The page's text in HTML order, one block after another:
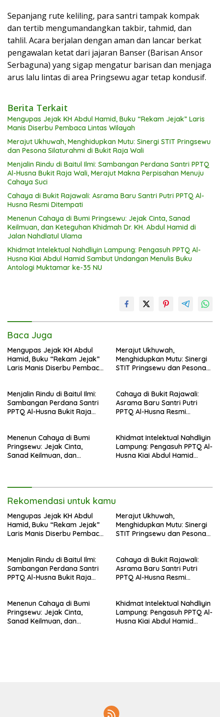
Sepanjang rute keliling, para santri tampak kompak
dan tertib mengumandangkan takbir, tahmid, dan
tahlil. Acara berjalan dengan aman dan lancar berkat
pengawalan ketat dari jajaran Banser (Barisan Ansor
Serbaguna) yang sigap mengatur barisan dan menjaga
arus lalu lintas di area Pringsewu agar tetap kondusif.
Berita Terkait
Mengupas Jejak KH Abdul Hamid, Buku “Rekam Jejak” Laris
Manis Diserbu Pembaca Lintas Wilayah
Merajut Ukhuwah, Menghidupkan Mutu: Sinergi STIT Pringsewu
dan Pesona Silaturahmi di Bukit Raja Wali
Menjalin Rindu di Baitul Ilmi: Sambangan Perdana Santri PPTQ
Al-Husna Bukit Raja Wali, Merajut Makna Perpisahan Menuju
Cahaya Suci
Cahaya di Bukit Rajawali: Asrama Baru Santri Putri PPTQ Al-
Husna Resmi Ditempati
Menenun Cahaya di Bumi Pringsewu: Jejak Cinta, Sanad
Keilmuan, dan Keteguhan Khidmah Dr. KH. Abdul Hamid di
Jalan Nahdlatul Ulama
Khidmat Intelektual Nahdliyin Lampung: Pengasuh PPTQ Al-
Husna Kiai Abdul Hamid Sambut Undangan Menulis Buku
Antologi Muktamar ke-35 NU
Baca Juga
Mengupas Jejak KH Abdul
Hamid, Buku “Rekam Jejak”
Laris Manis Diserbu Pembaca
Merajut Ukhuwah,
Menghidupkan Mutu: Sinergi
STIT Pringsewu dan Pesona
Menjalin Rindu di Baitul Ilmi:
Sambangan Perdana Santri
PPTQ Al-Husna Bukit Raja
Suci
Cahaya di Bukit Rajawali:
Asrama Baru Santri Putri
PPTQ Al-Husna Resmi
Menenun Cahaya di Bumi
Pringsewu: Jejak Cinta,
Sanad Keilmuan, dan
Khidmat Intelektual Nahdliyin
Lampung: Pengasuh PPTQ Al-
Husna Kiai Abdul Hamid
Rekomendasi untuk kamu
Mengupas Jejak KH Abdul
Hamid, Buku “Rekam Jejak”
Laris Manis Diserbu Pembaca
Merajut Ukhuwah,
Menghidupkan Mutu: Sinergi
STIT Pringsewu dan Pesona
Menjalin Rindu di Baitul Ilmi:
Sambangan Perdana Santri
PPTQ Al-Husna Bukit Raja
Suci
Cahaya di Bukit Rajawali:
Asrama Baru Santri Putri
PPTQ Al-Husna Resmi
Menenun Cahaya di Bumi
Pringsewu: Jejak Cinta,
Sanad Keilmuan, dan
Khidmat Intelektual Nahdliyin
Lampung: Pengasuh PPTQ Al-
Husna Kiai Abdul Hamid